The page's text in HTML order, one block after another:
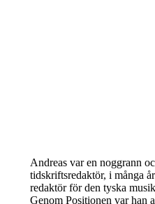
Andreas var en noggrann
tidskriftsredaktör, i många
redaktör för den tyska
Genom Positionen var han